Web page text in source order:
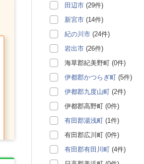
田辺市 (29件)
新宮市 (14件)
紀の川市 (24件)
岩出市 (26件)
海草郡紀美野町 (0件)
伊都郡かつらぎ町 (5件)
伊都郡九度山町 (2件)
伊都郡高野町 (0件)
有田郡湯浅町 (1件)
有田郡広川町 (0件)
有田郡有田川町 (4件)